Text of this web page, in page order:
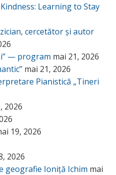
Learning to Stay
cercetător și autor
— program mai 21, 2026
mai 21, 2026
Pianistică „Tineri
2026
19, 2026
2026
geografie Ioniță Ichim mai